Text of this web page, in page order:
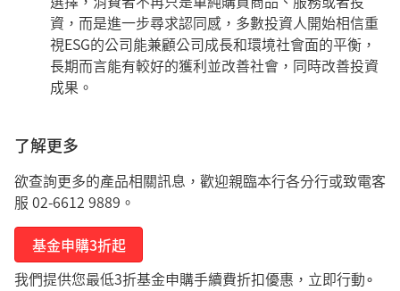
資，而是進一步尋求認同感，多數投資人開始相信重
視ESG的公司能兼顧公司成長和環境社會面的平衡，
長期而言能有較好的獲利並改善社會，同時改善投資
成果。
了解更多
欲查詢更多的產品相關訊息，歡迎親臨本行各分行或致電客
服 02-6612 9889。
基金申購3折起
我們提供您最低3折基金申購手續費折扣優惠，立即行動∘